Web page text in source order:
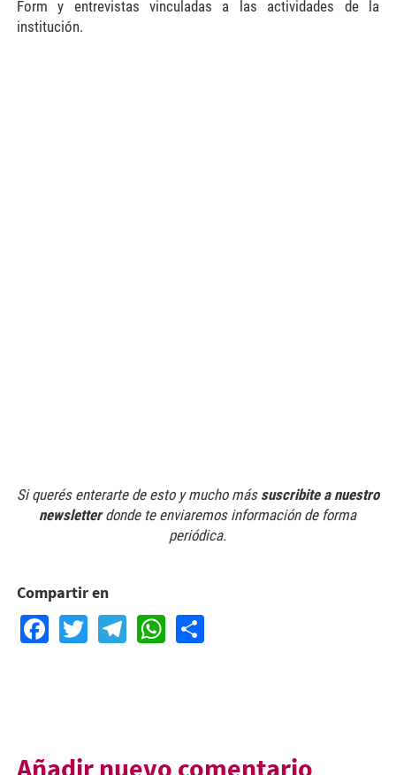
Form y entrevistas vinculadas a las actividades de la
institución.
Si querés enterarte de esto y mucho más suscribite a nuestro
newsletterdonde te enviaremos información de forma
periódica.
Compartir en
Facebook
TwitterTelegram
WhatsApp
Share
Añadir nuevo comentario